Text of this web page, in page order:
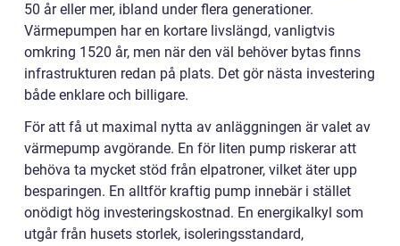
50 år eller mer, ibland under flera generationer.
Värmepumpen har en kortare livslängd, vanligtvis
omkring 1520 år, men när den väl behöver bytas finns
infrastrukturen redan på plats. Det gör nästa investering
både enklare och billigare.
För att få ut maximal nytta av anläggningen är valet av
värmepump avgörande. En för liten pump riskerar att
behöva ta mycket stöd från elpatroner, vilket äter upp
besparingen. En alltför kraftig pump innebär i stället
onödigt hög investeringskostnad. En energikalkyl som
utgår från husets storlek, isoleringsstandard,